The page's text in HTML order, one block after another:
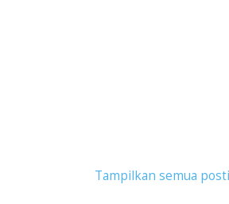
Tampilkan semua